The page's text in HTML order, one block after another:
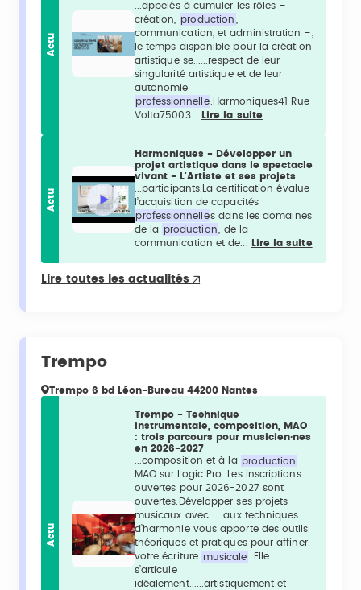
Actu
...appelés à cumuler les rôles –
création,
production
communication, et administration –,
le temps disponible pour la création
artistique se......respect de leur
singularité artistique et de leur
autonomie
professionnelle .Harmoniques41 Rue
Volta75003...
Lire la suite
Actu
Harmoniques - Développer un
projet artistique dans le spectacle
vivant - L'Artiste et ses projets
...participants.La certification évalue
l’acquisition de capacités
professionnelles dans les domaines
de la production
, de la
communication et de...
Lire la suite
Lire toutes les actualités
Trempo
Trempo 6 bd Léon-Bureau 44200 Nantes
Actu
Trempo - Technique
instrumentale, composition, MAO
: trois parcours pour musicien·nes
en 2026-2027
...composition et à la production
MAO sur Logic Pro. Les inscriptions
ouvertes pour 2026-2027 sont
ouvertes.Développer ses projets
musicaux avec......aux techniques
d’harmonie vous apporte des outils
théoriques et pratiques pour affiner
votre écriture musicale. Elle
s’articule
idéalement......artistiquement et